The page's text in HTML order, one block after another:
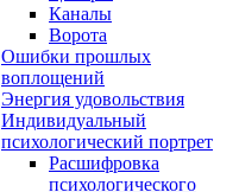
Каналы
Ворота
Ошибки прошлых
воплощений
Энергия удовольствия
Индивидуальный
психологический портрет
Расшифровка
психологического